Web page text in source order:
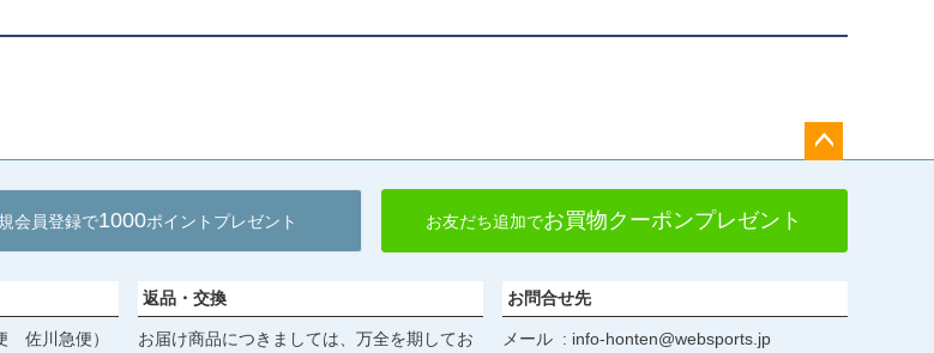
へ
会員登録で1000ポイントプレゼント お友だち追加でお買物クーポンプレゼント
佐川急便）
返品・交換
お届け商品につきましては、万全を期してお
お問合せ先
メール
info-honten@websports.jp